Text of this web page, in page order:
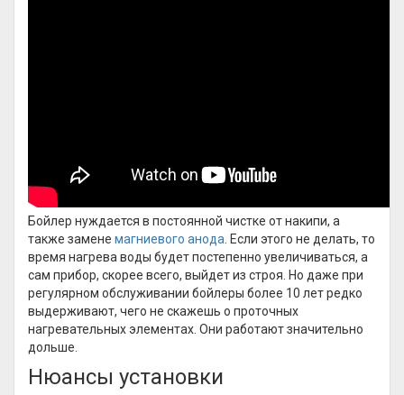
Бойлер нуждается в постоянной чистке от накипи, а
также замене магниевого анода . Если этого не делать, то
время нагрева воды будет постепенно увеличиваться, а
сам прибор, скорее всего, выйдет из строя. Но даже при
регулярном обслуживании бойлеры более 10 лет редко
выдерживают, чего не скажешь о проточных
нагревательных элементах. Они работают значительно
дольше.
Нюансы установки